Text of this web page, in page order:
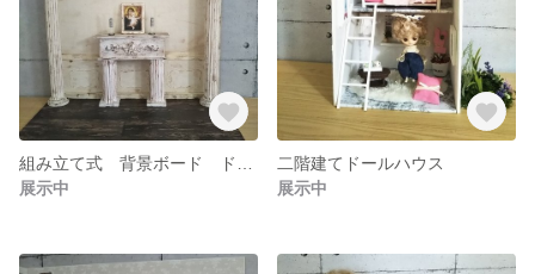
展示中
二階建てドールハウス
展示中